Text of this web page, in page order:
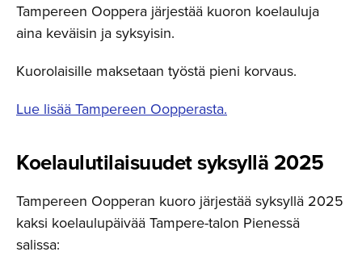
Tampereen Ooppera järjestää kuoron koelauluja
aina keväisin ja syksyisin.
Kuorolaisille maksetaan työstä pieni korvaus.
Lue lisää Tampereen Oopperasta.
Koelaulu­ti­lai­suudet syksyllä 2025
Tampereen Oopperan kuoro järjestää syksyllä 2025
kaksi koelaulupäivää Tampere-talon Pienessä
salissa: